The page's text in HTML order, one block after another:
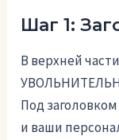
Шаг 1:
В верхней
Под
и ваши